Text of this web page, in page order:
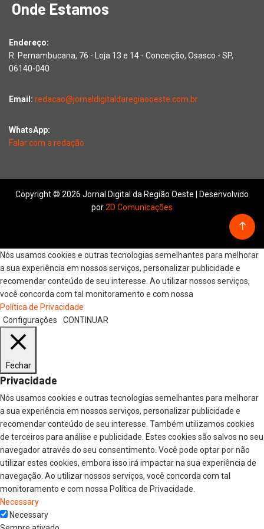
Onde Estamos
Endereço:
R. Pernambucana, 76 - Loja 13 e 14 - Conceição, Osasco - SP,
06140-040
Email: redacao@jornaldigitaldaregiaooeste.com.br
WhatsApp:
Falar com a redação
Copyright © 2026 Jornal Digital da Região Oeste | Desenvolvido
por2D Comunicações
Nós usamos cookies e outras tecnologias semelhantes para melhorar
a sua experiência em nossos serviços, personalizar publicidade e
recomendar conteúdo de seu interesse. Ao utilizar nossos serviços,
você concorda com tal monitoramento e com nossa
Política de Privacidade
Configurações
CONTINUAR
Fechar
Privacidade
Nós usamos cookies e outras tecnologias semelhantes para melhorar
a sua experiência em nossos serviços, personalizar publicidade e
recomendar conteúdo de seu interesse. Também utilizamos cookies
de terceiros para análise e publicidade. Estes cookies são salvos no seu
navegador através do seu consentimento. Você pode optar por não
utilizar estes cookies, embora isso irá impactar na sua experiência de
navegação. Ao utilizar nossos serviços, você concorda com tal
monitoramento e com nossa Política de Privacidade.
Necessary
Necessary